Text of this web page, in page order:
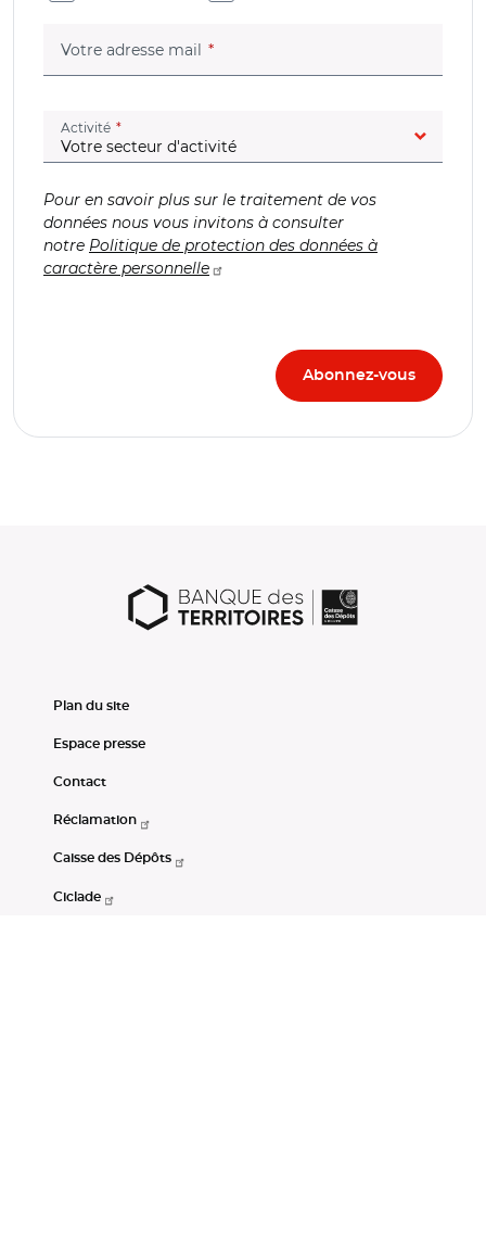
Votre adresse mail (champ obligatoire)
Activité (champ obligatoire)
Pour en savoir plus sur le traitement de vos
données nous vous invitons à consulter
notre Politique de protection des données à
caractère personnelle
Plan du site
Espace presse
Contact
Réclamation
Caisse des Dépôts
Ciclade